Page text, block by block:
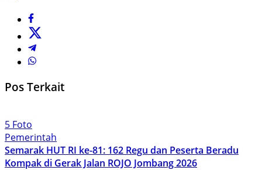
Pos Terkait
5 Foto
Pemerintah
Semarak HUT RI ke-81: 162 Regu dan Peserta Beradu
Kompak di Gerak Jalan ROJO Jombang 2026